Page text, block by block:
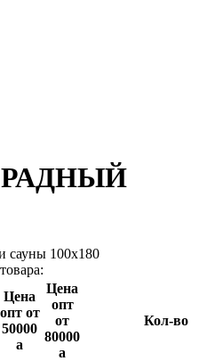
сауны 100х180
Цена
опт от
50000
a
Цена
опт
от
80000
a
Кол-во